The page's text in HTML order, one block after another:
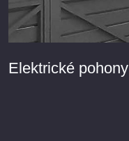
Elektrické pohony